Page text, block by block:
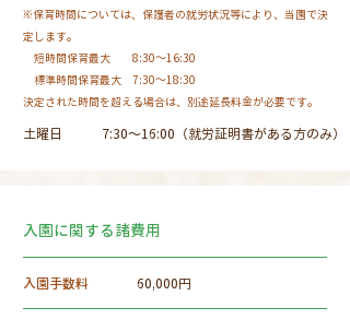
※保育時間については、保護者の就労状況等により、当園で決
定します。
短時間保育最大 8:30～16:30
標準時間保育最大 7:30～18:30
決定された時間を超える場合は、別途延長料金が必要です。
​土曜日 7:30～16:00（就労証明書がある方のみ）
入園に関する諸費用
入園手数料 60,000円